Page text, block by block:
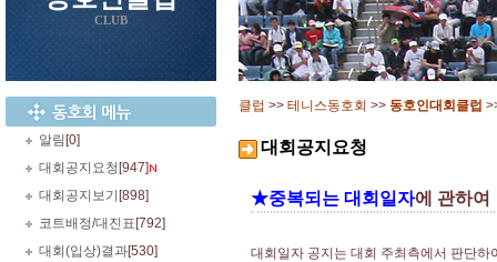
CLUB
알림 [0]
대회공지요청 [947]
대회공지보기 [898]
코트배정/대진표 [792]
대회(입상)결과[530]
클럽 >> 테니스동호회 >> 동호인대회클럽
대회공지요청
★중복되는 대회일자에 관하여
대회일자 공지는 대회 주최측에서 판단하